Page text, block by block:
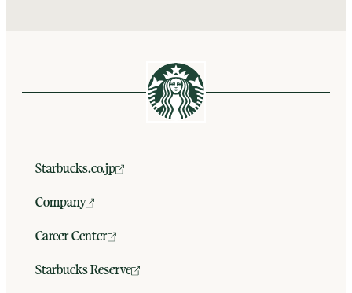
Starbucks.co.jp
Company
Career Center
Starbucks Reserve